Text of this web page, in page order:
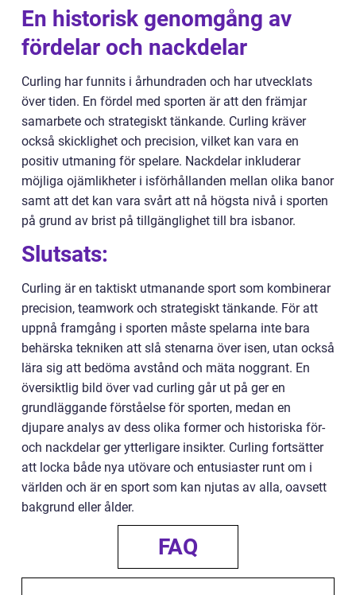
En historisk genomgång av
fördelar och nackdelar
Curling har funnits i århundraden och har utvecklats
över tiden. En fördel med sporten är att den främjar
samarbete och strategiskt tänkande. Curling kräver
också skicklighet och precision, vilket kan vara en
positiv utmaning för spelare. Nackdelar inkluderar
möjliga ojämlikheter i isförhållanden mellan olika banor
samt att det kan vara svårt att nå högsta nivå i sporten
på grund av brist på tillgänglighet till bra isbanor.
Slutsats:
Curling är en taktiskt utmanande sport som kombinerar
precision, teamwork och strategiskt tänkande. För att
uppnå framgång i sporten måste spelarna inte bara
behärska tekniken att slå stenarna över isen, utan också
lära sig att bedöma avstånd och mäta noggrant. En
översiktlig bild över vad curling går ut på ger en
grundläggande förståelse för sporten, medan en
djupare analys av dess olika former och historiska för-
och nackdelar ger ytterligare insikter. Curling fortsätter
att locka både nya utövare och entusiaster runt om i
världen och är en sport som kan njutas av alla, oavsett
bakgrund eller ålder.
FAQ